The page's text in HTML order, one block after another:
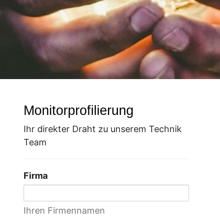
Monitorprofilierung
Ihr direkter Draht zu unserem Technik
Team
Firma
Ihren Firmennamen